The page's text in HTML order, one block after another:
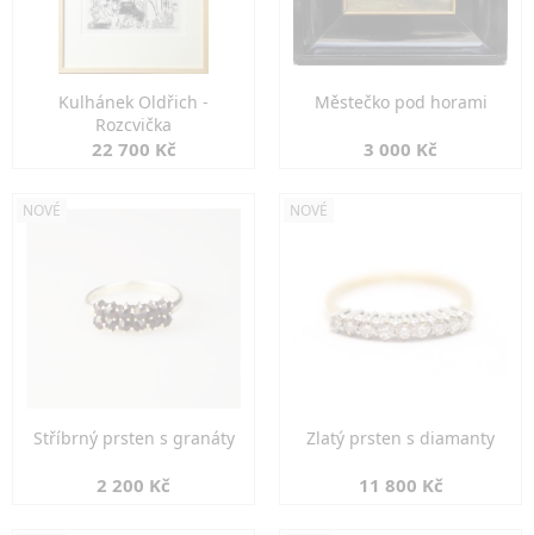
Kulhánek Oldřich -
Rozcvička
22 700 Kč
Městečko pod horami
3 000 Kč
NOVÉ
Stříbrný prsten s granáty
2 200 Kč
NOVÉ
Zlatý prsten s diamanty
11 800 Kč